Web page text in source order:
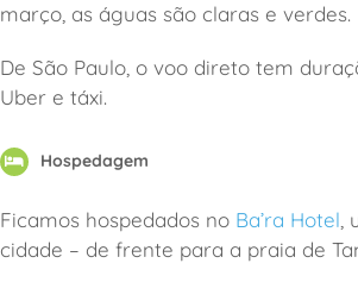
março, as águas são claras e verdes.
De São Paulo, o voo direto tem
Uber e táxi.
Hospedagem
Ficamos hospedados no Ba’ra Hotel
cidade – de frente para a praia de